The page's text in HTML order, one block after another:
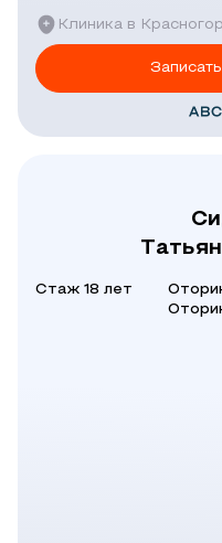
Клиника в
Стаж 18 лет